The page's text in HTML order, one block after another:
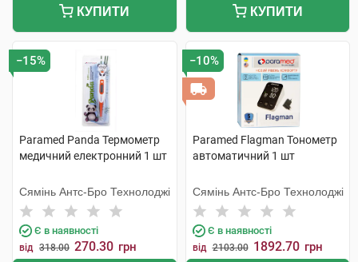
КУПИТИ КУПИТИ
−15%
Paramed Panda Термометр
медичний електронний 1 шт
Сямінь Антс-Бро Технолоджі
Є в наявності
від 318.00 270.30 грн
−10%
Paramed Flagman Тонометр
автоматичний 1 шт
Сямінь Антс-Бро Технолоджі
Є в наявності
від 2103.00 1892.70 грн